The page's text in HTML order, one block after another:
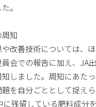
。
周知
改善技術については、
会での報告に加え、JA
しました。周知にあた
を自分ごととして捉えら
に残留している肥料成分